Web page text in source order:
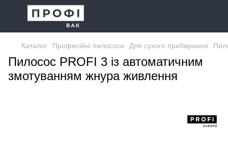
Каталог Професійні пилососи Для сухого прибирання
Пилосос PROFI 3 із автоматичним
змотуванням жнура живлення